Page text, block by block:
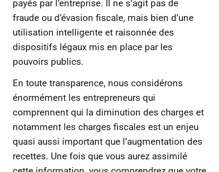
payés par l’entreprise. Il ne s’agit pas de
fraude ou d’évasion fiscale, mais bien d’une
utilisation intelligente et raisonnée des
dispositifs légaux mis en place par les
pouvoirs publics.
En toute transparence, nous considérons
énormément les entrepreneurs qui
comprennent qui la diminution des charges et
notamment les charges fiscales est un enjeu
quasi aussi important que l’augmentation des
recettes. Une fois que vous aurez assimilé